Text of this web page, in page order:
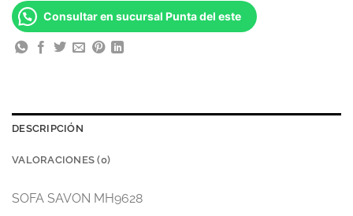
Consultar en sucursal Punta del este
DESCRIPCIÓN
VALORACIONES (0)
SOFA SAVON MH9628